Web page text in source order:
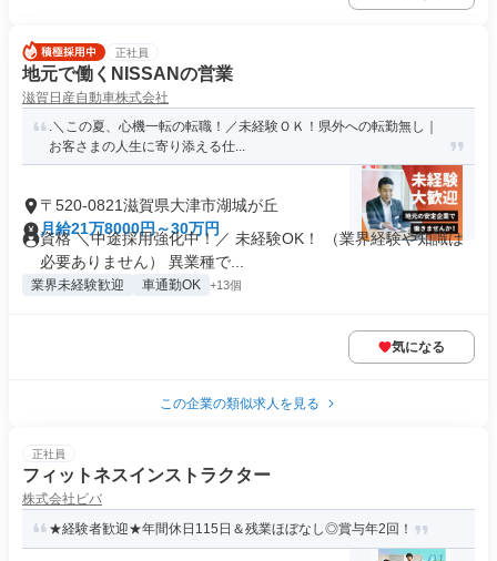
正社員
地元で働くNISSANの営業
滋賀日産自動車株式会社
.＼この夏、心機一転の転職！／未経験ＯＫ！県外への転勤無し｜
お客さまの人生に寄り添える仕...
〒520-0821滋賀県大津市湖城が丘
月給21万8000円～30万円
資格 ＼中途採用強化中！／ 未経験OK！ （業界経験や知識は
必要ありません） 異業種で...
業界未経験歓迎 車通勤OK +13個
気になる
この企業の類似求人を見る
正社員
フィットネスインストラクター
株式会社ビバ
★経験者歓迎★年間休日115日＆残業ほぼなし◎賞与年2回！